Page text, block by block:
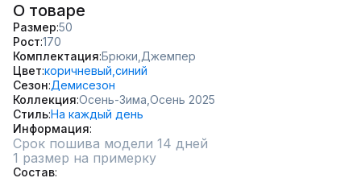
О товаре
Размер 50
Рост 170
Комплектация Брюки, Джемпер
Цвет коричневый, синий
Сезон Демисезон
Коллекция Осень-Зима, Осень 2025
СтильНа каждый день
Информация
Срок пошива модели 14 дней
1 размер на примерку
Состав